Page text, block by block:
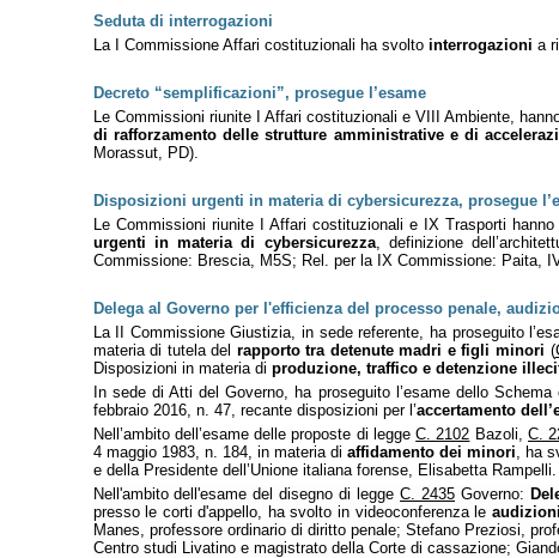
Seduta di interrogazioni
La I Commissione Affari costituzionali ha svolto interrogazioni a
Decreto “semplificazioni”, prosegue l’esame
Le Commissioni riunite I Affari costituzionali e VIII Ambiente,
di rafforzamento delle strutture amministrative e di
Morassut, PD).
Disposizioni urgenti in materia di cybersicurezza, prosegue
Le Commissioni riunite I Affari costituzionali e IX Trasporti
urgenti in materia di cybersicurezza, definizione
Commissione: Brescia, M5S; Rel. per la IX Commissione: Paita,
Delega al Governo per l'efficienza del processo penale,
La II Commissione Giustizia, in sede referente, ha proseguito
materia di tutela del rapporto tra detenute madri e figli minori (
Disposizioni in materia di produzione, traffico e detenzione
In sede di Atti del Governo, ha proseguito l’esame dello
febbraio 2016, n. 47, recante disposizioni per l’accertamento
Nell’ambito dell’esame delle proposte di leggeC. 2102 Bazoli,C.
4 maggio 1983, n. 184, in materia di affidamento dei minori, ha
e della Presidente dell’Unione italiana forense, Elisabetta Rampelli.
Nell'ambito dell'esame del disegno di leggeC. 2435Governo:
presso le corti d'appello, ha svolto in videoconferenza le
Manes, professore ordinario di diritto penale; Stefano Preziosi,
Centro studi Livatino e magistrato della Corte di cassazione;